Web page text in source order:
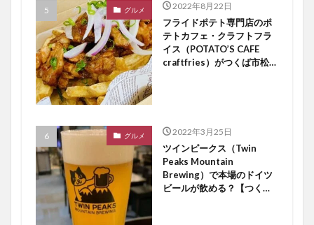
グルメ 2022年8月22日
フライドポテト専門店のポ
テトカフェ・クラフトフラ
イス（POTATO’S CAFE
craftfries）がつくば市松代
グルメ 2022年3月25日
ツインピークス（Twin
Peaks Mountain
Brewing）で本場のドイツ
ビールが飲める？【つくば